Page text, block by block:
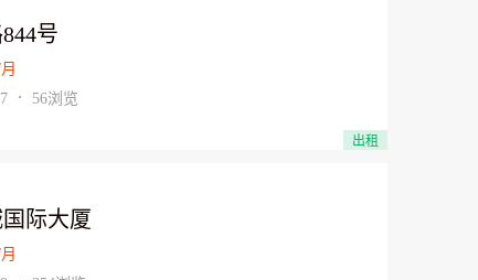
19寸好坏显示器/液晶屏(486.586)老
、各种服务器，联想，戴尔，惠
等品牌机回收。笔记本电脑及各类
件:好坏笔记本屏、笔记本电池、笔
盘、笔记本外壳、笔记本硬盘等配件
尔服务器回收，回收惠普服务器，
IBM服务器，收购DELL服务器，
号
56浏览
出租
际大厦